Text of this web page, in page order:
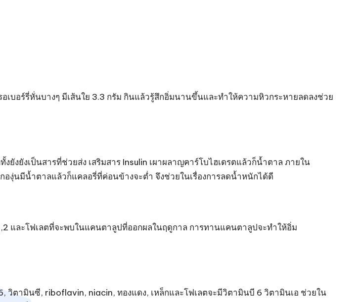
อร์รี่หั่นบางๆ มีเส้นใย 3.3 กรัม กินแล้วรู้สึกอิ่มนานขึ้นและทำให้ความหิวกระหายลดลงช่วย
งยังเป็นสารที่ช่วยส่ง เสริมสาร Insulin เผาผลาญคาร์โบไฮเดรตแล้วก็น้ำตาล ภายใน
งุ่นมีน้ำตาลแล้วก็แคลอรี่ที่ค่อนข้างจะต่ำ จึงช่วยในเรื่องการลดน้ำหนักได้ดี
และโฟเลตที่จะพบในแคนตาลูปที่ออกผลในฤดูกาล การทานแคนตาลูปจะทำให้อิ่ม
ตามินซี, riboflavin, niacin, ทองแดง, เหล็กและโฟเลตจะมีวิตามินบี 6 วิตามินเอ ช่วยใน